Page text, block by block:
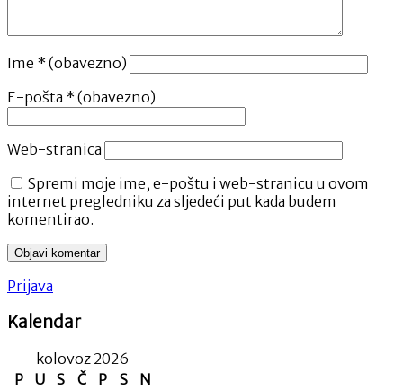
Ime * (obavezno)
E-pošta * (obavezno)
Web-stranica
Spremi moje ime, e-poštu i web-stranicu u ovom
internet pregledniku za sljedeći put kada budem
komentirao.
Prijava
Kalendar
kolovoz 2026
P
U S Č P S
N